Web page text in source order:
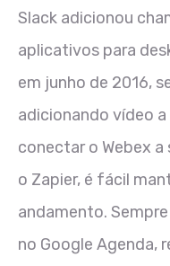
Slack adicionou
aplicativos para
em junho de 2016,
adicionando vídeo
conectar o Webex
o Zapier, é fácil
andamento.
no Google Agenda,